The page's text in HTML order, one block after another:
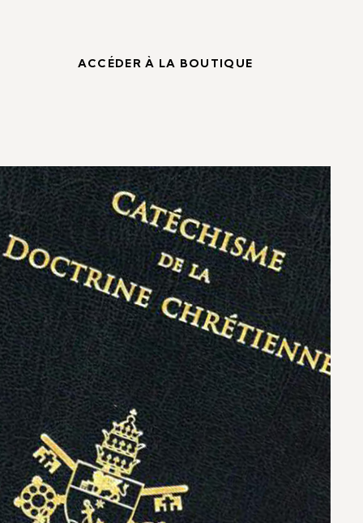
ACCÉDER À LA BOUTIQUE